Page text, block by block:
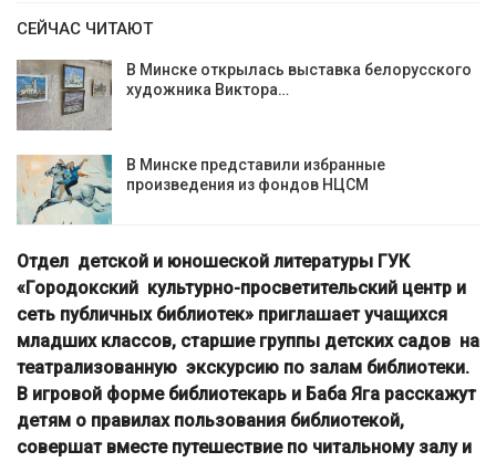
СЕЙЧАС ЧИТАЮТ
В Минске открылась выставка белорусского
художника Виктора…
В Минске представили избранные
произведения из фондов НЦСМ
Отдел детской и юношеской литературы ГУК
«Городокский культурно-просветительский центр и
сеть публичных библиотек» приглашает учащихся
младших классов, старшие группы детских садов на
театрализованную экскурсию по залам библиотеки.
В игровой форме библиотекарь и Баба Яга расскажут
детям о правилах пользования библиотекой,
совершат вместе путешествие по читальному залу и